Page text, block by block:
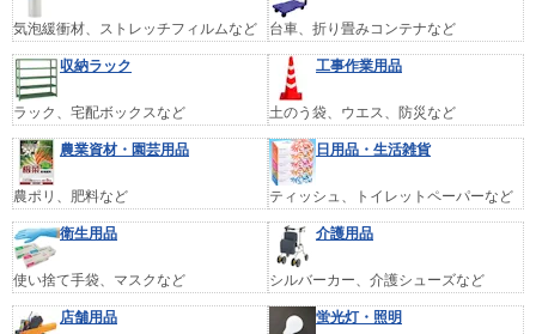
気泡緩衝材、ストレッチフィルムなど 台車、折り畳みコンテナなど
収納ラック
ラック、宅配ボックスなど
工事作業用品
土のう袋、ウエス、防災など
農業資材・園芸用品
農ポリ、肥料など
日用品・生活雑貨
ティッシュ、トイレットペーパーなど
衛生用品
使い捨て手袋、マスクなど
介護用品
シルバーカー、介護シューズなど
店舗用品 蛍光灯・照明